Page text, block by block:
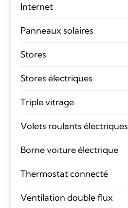
Internet
Panneaux solaires
Stores
Stores électriques
Triple vitrage
Volets roulants électriques
Borne voiture électrique
Thermostat connecté
Ventilation double flux